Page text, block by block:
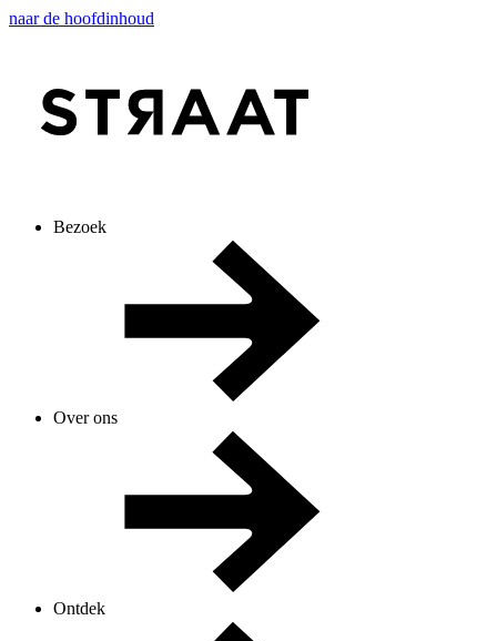
naar de hoofdinhoud
Bezoek
Over ons
Ontdek